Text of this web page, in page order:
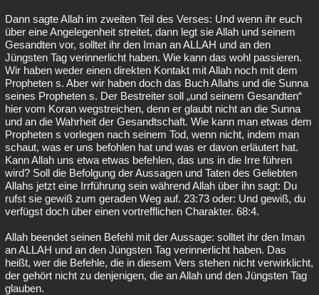
Dann sagte Allah im zweiten Teil des Verses: Und wenn ihr euch
über eine Angelegenheit streitet, dann legt sie Allah und seinem
Gesandten vor, solltet ihr den Iman an ALLAH und an den
Jüngsten Tag verinnerlicht haben. Wie kann das wohl passieren.
Wir haben weder einen direkten Kontakt mit Allah noch mit dem
Propheten s. Aber wir haben doch das Buch Allahs und die Sunna
seines Propheten s. Der Bestreiter soll „und seinem Gesandten“
hier vom Koran wegstreichen, denn er glaubt nicht an die Sunna
und an die Wahrheit der Gesandtschaft. Wie kann man etwas dem
Propheten s vorlegen nach seinem Tod, wenn nicht, indem man
schaut, was er uns befohlen hat und was er davon erläutert hat.
Kann Allah uns etwa etwas befehlen, das uns in die Irre führen
wird? Soll die Befolgung der Aussagen und Taten des Geliebten
Allahs jetzt eine Irrführung sein während Allah über ihn sagt: Du
rufst sie gewiß zum geraden Weg auf. 23:73 oder: Und gewiß, du
verfügst doch über einen vortrefflichen Charakter. 68:4.
Allah beendet seinen Befehl mit der Aussage: solltet ihr den Iman
an ALLAH und an den Jüngsten Tag verinnerlicht haben. Das
heißt, wer die Befehle, die in diesem Vers stehen nicht verwirklicht,
der gehört nicht zu denjenigen, die an Allah und den Jüngsten Tag
glauben.